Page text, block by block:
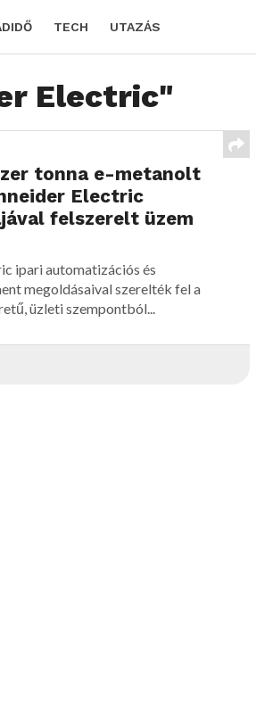
TECH UTAZÁS
Electric"
tonna e-metanolt
Electric
felszerelt üzem
ipari automatizációs és
megoldásaival szerelték fel a
üzleti szempontból...